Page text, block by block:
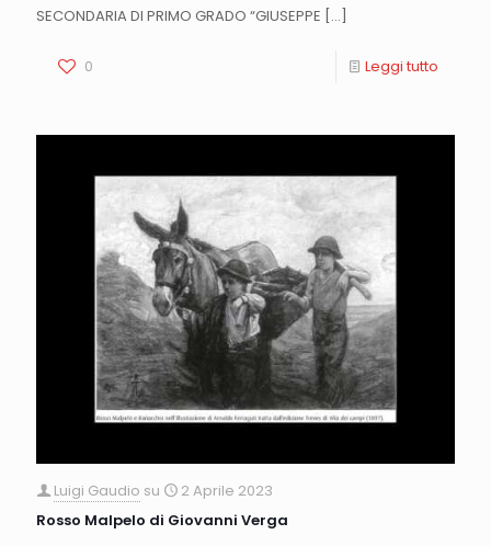
SECONDARIA DI PRIMO GRADO “GIUSEPPE […]
0 Leggi tutto
Luigi Gaudio su
2 Aprile 2023
Rosso Malpelo di Giovanni Verga